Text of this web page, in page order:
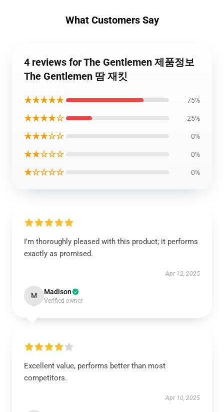
What Customers Say
4 reviews for The Gentlemen 제품정보
The Gentlemen 땀 재킷
★★★★★ 75%
★★★★☆ 25%
★★★☆☆ 0%
★★☆☆☆ 0%
★☆☆☆☆ 0%
I’m thoroughly pleased with this product; it performs
exactly as promised.
Apr 12, 2025
M Madison
Verified owner
Excellent value, performs better than most
competitors.
Apr 10, 2025